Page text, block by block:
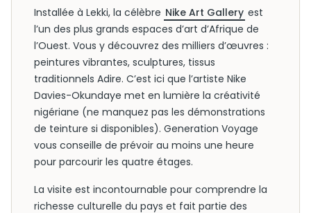
Installée à Lekki, la célèbre Nike Art Gallery est
l’un des plus grands espaces d’art d’Afrique de
l’Ouest. Vous y découvrez des milliers d’œuvres :
peintures vibrantes, sculptures, tissus
traditionnels Adire. C’est ici que l’artiste Nike
Davies-Okundaye met en lumière la créativité
nigériane (ne manquez pas les démonstrations
de teinture si disponibles). Generation Voyage
vous conseille de prévoir au moins une heure
pour parcourir les quatre étages.
La visite est incontournable pour comprendre la
richesse culturelle du pays et fait partie des